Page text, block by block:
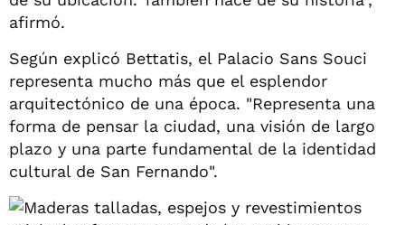
afirmó.
Según explicó Bettatis, el Palacio Sans Souci
representa mucho más que el esplendor
arquitectónico de una época. "Representa una
forma de pensar la ciudad, una visión de largo
plazo y una parte fundamental de la identidad
cultural de San Fernando".